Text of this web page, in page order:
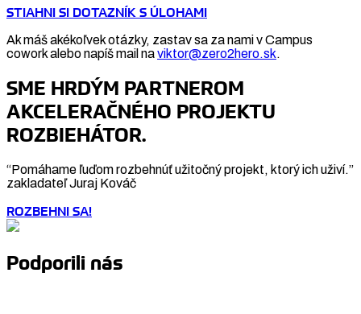
STIAHNI SI DOTAZNÍK S ÚLOHAMI
Ak máš akékoľvek otázky, zastav sa za nami v Campus
cowork alebo napíš mail naviktor@zero2hero.sk.
SME HRDÝM PARTNEROM
AKCELERAČNÉHO PROJEKTU
ROZBIEHÁTOR.
“Pomáhame ľuďom rozbehnúť užitočný projekt, ktorý ich uživí.”
zakladateľ Juraj Kováč
ROZBEHNI SA!
Podporili nás